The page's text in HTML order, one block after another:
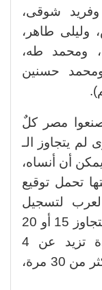
شوقى،
وليلى طاهر،
ومحمد طه،
ومحمد حسنين
صنعوا مصر كلٌ
لم يتجاوز الـ
يمكن أن أنساه،
تحمل توقيع
لتسجيل
بعض الأغانى فى مصر، فى مدة لا تتجاوز 15 أو 20
يوماً، فوجدت نفسى مقيماً لمدة تزيد عن 4
سنوات فى القاهرة، وعائداً إليها لأكثر من 30 مرة،